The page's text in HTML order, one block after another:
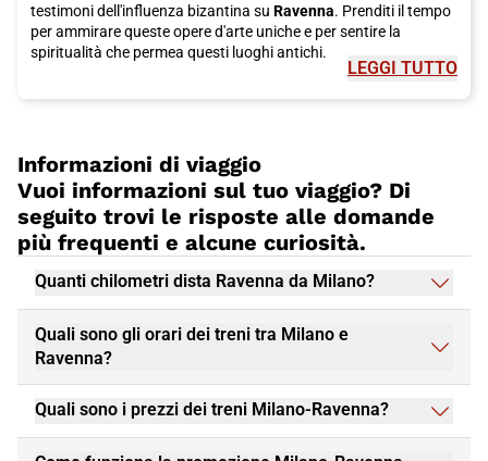
testimoni dell'influenza bizantina su Ravenna. Prenditi il tempo
per ammirare queste opere d'arte uniche e per sentire la
spiritualità che permea questi luoghi antichi.
bellezza, è un'esperienza da non perdere.
Per un tocco di leggenda e tradizione, visita anche la Tomba di
Dante. Il sommo poeta italiano trascorse gli ultimi anni della
sua vita aRavenna , e il suo ultimo luogo di riposo è diventato
un sito di pellegrinaggio culturale. È un momento per riflettere
sull'impatto duraturo della sua opera.
spiagge e parchi naturali. La Riserva Naturale Punte Alberete e
il Parco Regionale del Delta del Po offrono paesaggi unici e
possibilità per escursioni all'aria aperta.
vanta anche un'eccellente scena culinaria. Assaggia
LEGGI TUTTO
Informazioni di viaggio
Vuoi informazioni sul tuo viaggio? Di
seguito trovi le risposte alle domande
più frequenti e alcune curiosità.
Quanti chilometri dista Ravenna da Milano?
Quali sono gli orari dei treni tra Milano e
Ravenna?
Quali sono i prezzi dei treni Milano-Ravenna?